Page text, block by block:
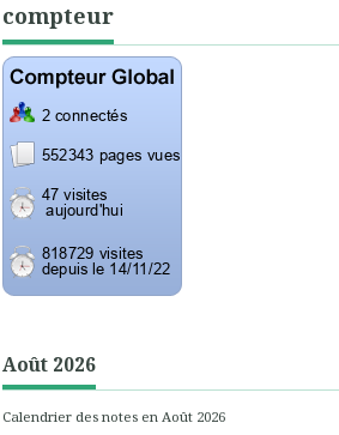
compteur
Août 2026
Calendrier des notes en Août 2026